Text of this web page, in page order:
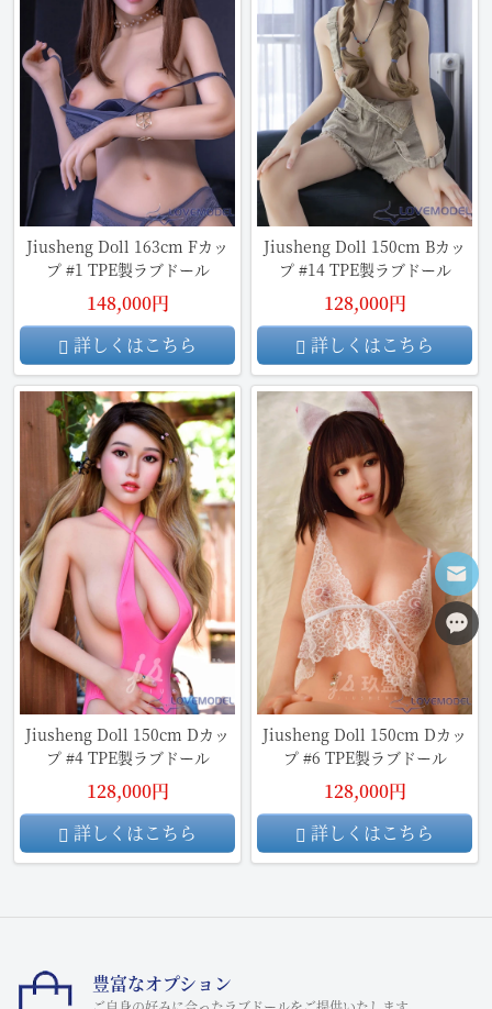
Jiusheng Doll 163cm Fカッ
プ #1 TPE製ラブドール
148,000円
詳しくはこちら
Jiusheng Doll 150cm Bカッ
プ #14 TPE製ラブドール
128,000円
詳しくはこちら
Jiusheng Doll 150cm Dカッ
プ #4 TPE製ラブドール
128,000円
詳しくはこちら
Jiusheng Doll 150cm Dカッ
プ #6 TPE製ラブドール
128,000円
詳しくはこちら
豊富なオプション